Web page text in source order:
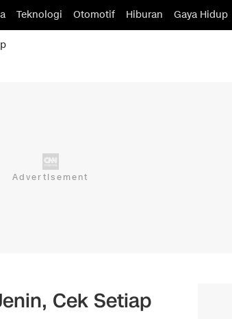
Teknologi Otomotif Hiburan Gaya Hidup
Cek Setiap